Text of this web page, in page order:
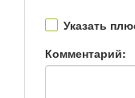
Указать
Комментарий: